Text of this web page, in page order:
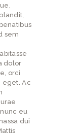
sem
dolor
orci
eget. Ac
eu
dui